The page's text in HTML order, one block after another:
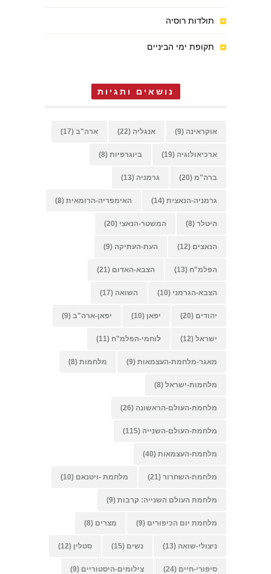
תולדות רוסיה
תקופת ימי הביניים
נושאים ותגיות
אוקראינה (9) אנגליה (22) ארה"ב (17)
ארכיאולוגיה (19) ביוגרפיות (8)
ברה"מ (20) גרמניה (13)
גרמניה-הנאצית (14) האימפריה-הרומאית (8)
היטלר (8) המשטר-הנאצי (20)
הנאצים (12) העת-העתיקה (9)
הפלמ"ח (13) הצבא-האדום (21)
הצבא-הגרמני (10) השואה (17)
יהודים (20) יפאן (10) יפאן-ארה"ב (9)
ישראל (12) לוחמי-הפלמ"ח (11)
מאגר-מלחמת-העצמאות (9) מלחמות (8)
מלחמות-ישראל (8)
מלחמת-העולם-הראשונה (26)
מלחמת-העולם-השנייה (115)
מלחמת-העצמאות (40)
מלחמת-השחרור (21) מלחמת -ויטנאם (10)
מלחמת העולם השנייה: קרבות (9)
מלחמת יום הכיפורים (9) מצרים (8)
ניצולי-שואה (13) נשים (15) סטלין (12)
סיפורי-חיים (24) צילומים-היסטוריים (9)